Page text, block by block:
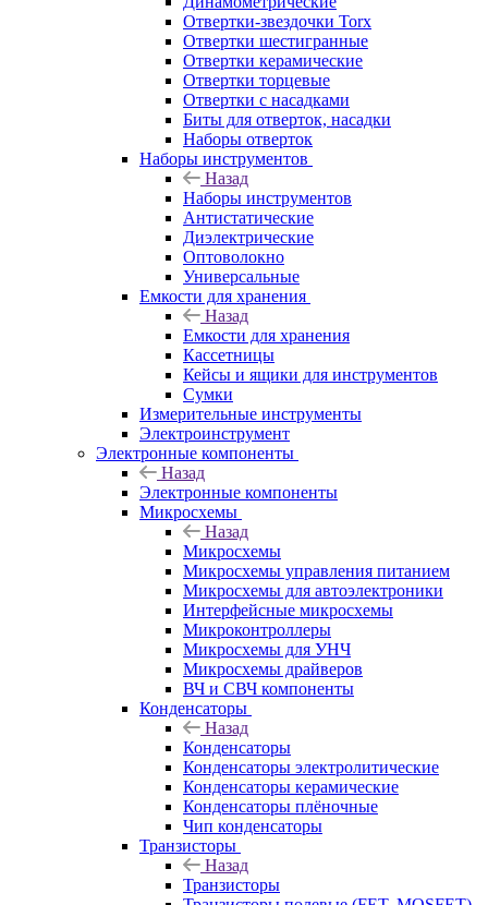
Отвертки-звездочки Torx
Отвертки шестигранные
Отвертки керамические
Отвертки торцевые
Отвертки с насадками
Биты для отверток, насадки
Наборы отверток
Наборы инструментов
Назад
Наборы инструментов
Антистатические
Диэлектрические
Оптоволокно
Универсальные
Емкости для хранения
Назад
Емкости для хранения
Кассетницы
Кейсы и ящики для инструментов
Сумки
Измерительные инструменты
Электроинструмент
Электронные компоненты
Назад
Электронные компоненты
Микросхемы
Назад
Микросхемы
Микросхемы управления питанием
Микросхемы для автоэлектроники
Интерфейсные микросхемы
Микроконтроллеры
Микросхемы для УНЧ
Микросхемы драйверов
ВЧ и СВЧ компоненты
Конденсаторы
Назад
Конденсаторы
Конденсаторы электролитические
Конденсаторы керамические
Конденсаторы плёночные
Чип конденсаторы
Транзисторы
Назад
Транзисторы